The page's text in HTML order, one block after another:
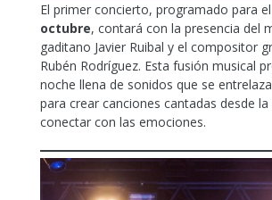
El primer concierto, programado para el
octubre, contará con la presencia del
gaditano Javier Ruibal y el compositor
Rubén Rodríguez. Esta fusión musical
noche llena de sonidos que se
para crear canciones cantadas desde
conectar con las emociones.